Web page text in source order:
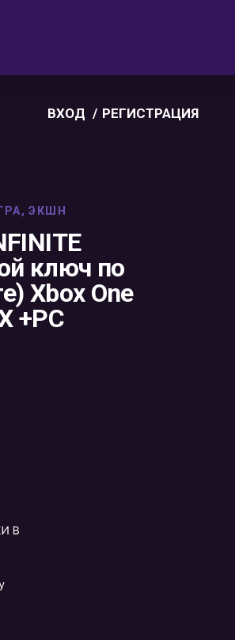
ВХОД РЕГИСТРАЦИЯ
,ЭКШН
ключ по
Xbox One
+PC